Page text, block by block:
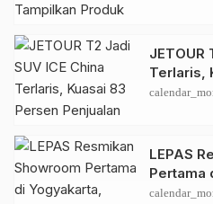
JETOUR
Terlaris,
LEPAS
Pertama